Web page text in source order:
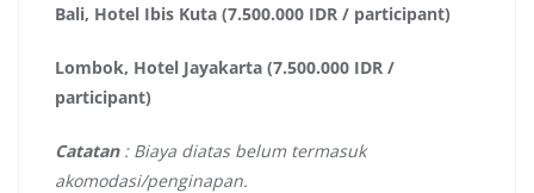
Bali, Hotel Ibis Kuta (7.500.000 IDR / participant)
Lombok, Hotel Jayakarta (7.500.000 IDR /
participant)
Catatan : Biaya diatas belum termasuk
akomodasi/penginapan.